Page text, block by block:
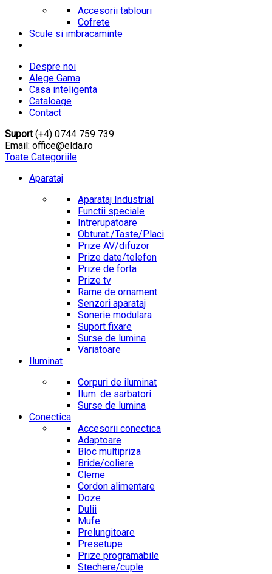
Accesorii tablouri
Cofrete
Scule si imbracaminte
Despre noi
Alege Gama
Casa inteligenta
Cataloage
Contact
Suport(+4) 0744 759 739
Email: office@elda.ro
Toate Categoriile
Aparataj
Aparataj Industrial
Functii speciale
Intrerupatoare
Obturat./Taste/Placi
Prize AV/difuzor
Prize date/telefon
Prize de forta
Prize tv
Rame de ornament
Senzori aparataj
Sonerie modulara
Suport fixare
Surse de lumina
Variatoare
Iluminat
Corpuri de iluminat
Ilum. de sarbatori
Surse de lumina
Conectica
Accesorii conectica
Adaptoare
Bloc multipriza
Bride/coliere
Cleme
Cordon alimentare
Doze
Dulii
Mufe
Prelungitoare
Presetupe
Prize programabile
Stechere/cuple